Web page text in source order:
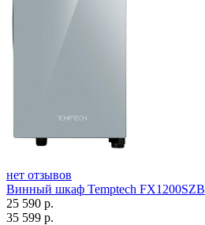
нет отзывов
Винный шкаф Temptech FX1200SZB
25 590 р.
35 599 р.